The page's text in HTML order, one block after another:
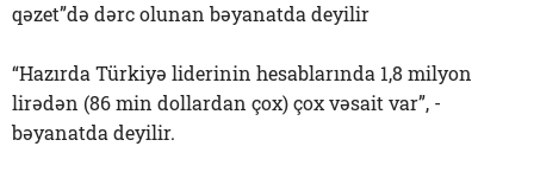
qəzet”də dərc olunan bəyanatda deyilir
“Hazırda Türkiyə liderinin hesablarında 1,8 milyon
lirədən (86 min dollardan çox) çox vəsait var”, -
bəyanatda deyilir.